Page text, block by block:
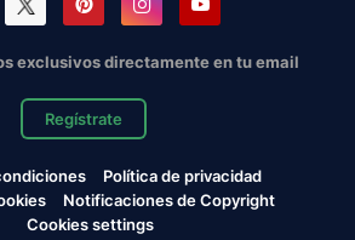
exclusivos directamente en tu email
Regístrate
Política de privacidad
Notificaciones de Copyright
Cookies settings